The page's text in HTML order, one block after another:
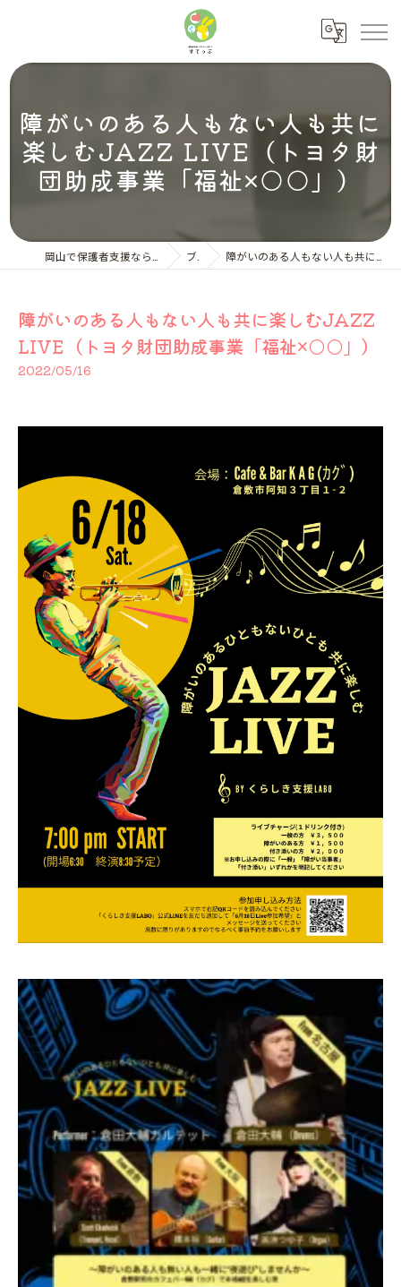
障がいのある人もない人も共に
楽しむJAZZ LIVE（トヨタ財
団助成事業「福祉×○○」）
ブログ 障がいのある人もない人も共に楽しむJAZZ LIVE（トヨタ財団助成事業「福祉×○○」）
障がいのある人もない人も共に楽しむJAZZ
LIVE（トヨタ財団助成事業「福祉×○○」）
2022/05/16